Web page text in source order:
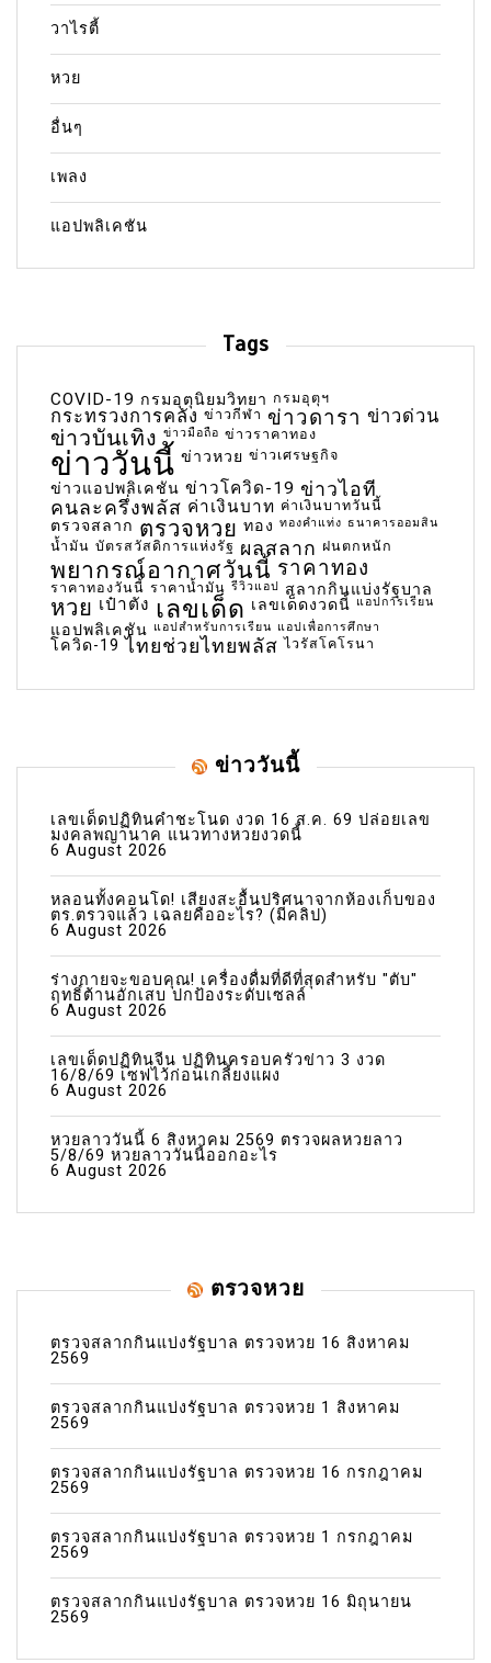
วาไรตี้
หวย
อื่นๆ
เพลง
แอปพลิเคชัน
Tags
COVID-19 กรมอุตุนิยมวิทยา กรมอุตุฯ
กระทรวงการคลัง ข่าวกีฬา ข่าวดารา ข่าวด่วน
ข่าวบันเทิง ข่าวมือถือ ข่าวราคาทอง
ข่าววันนี้ ข่าวหวย ข่าวเศรษฐกิจ
ข่าวแอปพลิเคชัน ข่าวโควิด-19 ข่าวไอที
คนละครึ่งพลัส ค่าเงินบาท ค่าเงินบาทวันนี้
ตรวจสลาก ตรวจหวย ทอง ทองคำแท่ง ธนาคารออมสิน
น้ำมัน บัตรสวัสดิการแห่งรัฐ ผลสลาก ฝนตกหนัก
พยากรณ์อากาศวันนี้ ราคาทอง
ราคาทองวันนี้ ราคาน้ำมัน รีวิวแอป สลากกินแบ่งรัฐบาล
หวย เป๋าตัง เลขเด็ด เลขเด็ดงวดนี้ แอปการเรียน
แอปพลิเคชัน แอปสำหรับการเรียน แอปเพื่อการศึกษา
โควิด-19 ไทยช่วยไทยพลัส ไวรัสโคโรนา
ข่าววันนี้
เลขเด็ดปฏิทินคำชะโนด งวด 16 ส.ค. 69 ปล่อยเลข
มงคลพญานาค แนวทางหวยงวดนี้
6 August 2026
หลอนทั้งคอนโด! เสียงสะอื้นปริศนาจากห้องเก็บของ
ตร.ตรวจแล้ว เฉลยคืออะไร? (มีคลิป)
6 August 2026
ร่างกายจะขอบคุณ! เครื่องดื่มที่ดีที่สุดสำหรับ "ตับ"
ฤทธิ์ต้านอักเสบ ปกป้องระดับเซลล์
6 August 2026
เลขเด็ดปฏิทินจีน ปฏิทินครอบครัวข่าว 3 งวด
16/8/69 เซฟไว้ก่อนเกลี้ยงแผง
6 August 2026
หวยลาววันนี้ 6 สิงหาคม 2569 ตรวจผลหวยลาว
5/8/69 หวยลาววันนี้ออกอะไร
6 August 2026
ตรวจหวย
ตรวจสลากกินแบ่งรัฐบาล ตรวจหวย 16 สิงหาคม
2569
ตรวจสลากกินแบ่งรัฐบาล ตรวจหวย 1 สิงหาคม
2569
ตรวจสลากกินแบ่งรัฐบาล ตรวจหวย 16 กรกฎาคม
2569
ตรวจสลากกินแบ่งรัฐบาล ตรวจหวย 1 กรกฎาคม
2569
ตรวจสลากกินแบ่งรัฐบาล ตรวจหวย 16 มิถุนายน
2569